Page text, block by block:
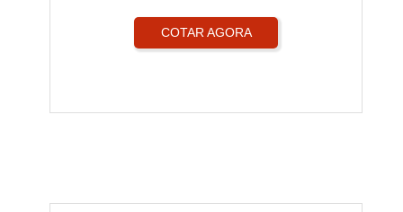
COTAR AGORA